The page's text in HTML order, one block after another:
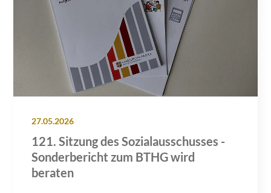
27.05.2026
121. Sitzung des Sozialausschusses -
Sonderbericht zum BTHG wird
beraten